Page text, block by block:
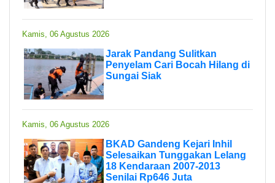
Kamis, 06 Agustus 2026
Jarak Pandang Sulitkan
Penyelam Cari Bocah Hilang di
Sungai Siak
Kamis, 06 Agustus 2026
BKAD Gandeng Kejari Inhil
Selesaikan Tunggakan Lelang
18 Kendaraan 2007-2013
Senilai Rp646 Juta